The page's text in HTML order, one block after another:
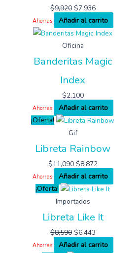
$9,920 $7,936
Ahorras Añadir al carrito
Oficina
Banderitas Magic
Index
$2,100
Ahorras
Añadir al carrito
¡Oferta!
Gif
Libreta Rainbow
$11,090 $8,872
Ahorras
Añadir al carrito
¡Oferta!
Importados
Libreta Like It
$8,590 $6,443
Ahorras
Añadir al carrito